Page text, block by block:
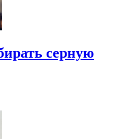
серную